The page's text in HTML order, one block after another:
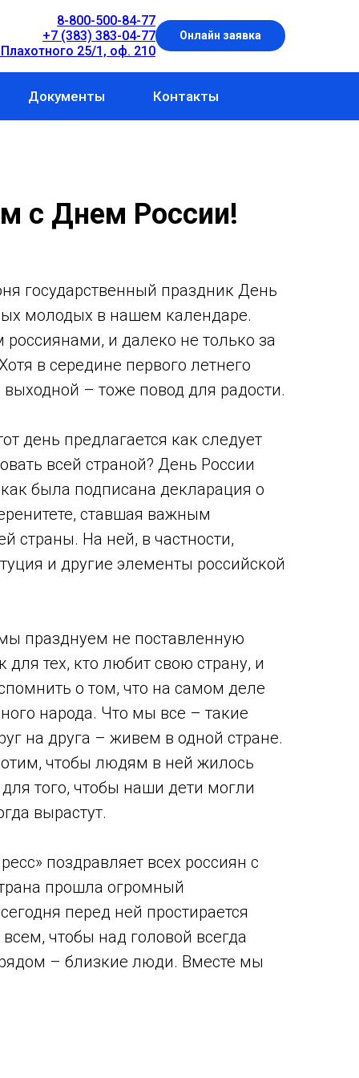
8-800-500-84-77
+7 (383) 383-04-77
25/1, оф. 210
Онлайн заявка
Документы Контакты
с Днем России!
государственный праздник День
молодых в нашем календаре.
и далеко не только за
в середине первого летнего
– тоже повод для радости.
день предлагается как следует
всей страной? День России
как была подписана декларация о
ставшая важным
страны. На ней, в частности,
и другие элементы российской
празднуем не поставленную
для тех, кто любит свою страну, и
о том, что на самом деле
народа. Что мы все – такие
на друга – живем в одной стране.
чтобы людям в ней жилось
того, чтобы наши дети могли
вырастут.
поздравляет всех россиян с
прошла огромный
перед ней простирается
чтобы над головой всегда
– близкие люди. Вместе мы